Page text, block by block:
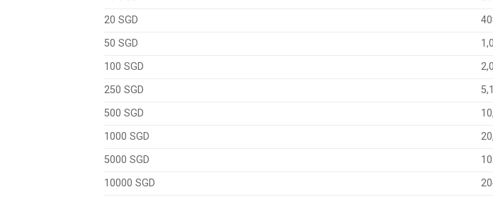
20 SGD
50 SGD
100 SGD
250 SGD
500 SGD
1000 SGD
5000 SGD
10000 SGD